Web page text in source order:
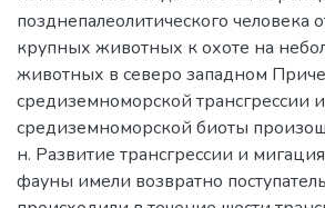
позднепалеолитического человека
крупных животных к охоте на
животных в северо западном
средиземноморской трансгрессии
средиземноморской биоты
н. Развитие трансгрессии и мигация
фауны имели возвратно